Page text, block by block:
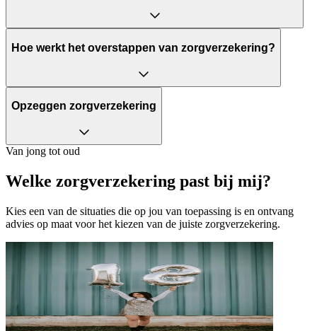
Hoe werkt het overstappen van zorgverzekering?
Opzeggen zorgverzekering
Van jong tot oud
Welke zorgverzekering past bij mij?
Kies een van de situaties die op jou van toepassing is en ontvang
advies op maat voor het kiezen van de juiste zorgverzekering.